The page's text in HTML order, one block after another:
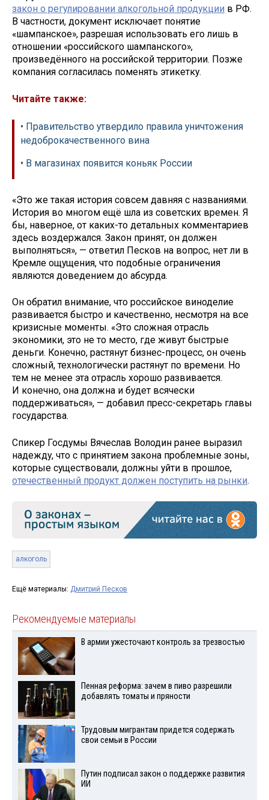
закон о регулировании алкогольной продукции в РФ.
В частности, документ исключает понятие
«шампанское», разрешая использовать его лишь в
отношении «российского шампанского»,
произведённого на российской территории. Позже
компания согласилась поменять этикетку.
Читайте также:
• Правительство утвердило правила уничтожения
недоброкачественного вина
• В магазинах появится коньяк России
«Это же такая история совсем давняя с названиями.
История во многом ещё шла из советских времен. Я
бы, наверное, от каких-то детальных комментариев
здесь воздержался. Закон принят, он должен
выполняться», — ответил Песков на вопрос, нет ли в
Кремле ощущения, что подобные ограничения
являются доведением до абсурда.
Он обратил внимание, что российское виноделие
развивается быстро и качественно, несмотря на все
кризисные моменты. «Это сложная отрасль
экономики, это не то место, где живут быстрые
деньги. Конечно, растянут бизнес-процесс, он очень
сложный, технологически растянут по времени. Но
тем не менее эта отрасль хорошо развивается.
И конечно, она должна и будет всячески
поддерживаться», — добавил пресс-секретарь главы
государства.
Спикер Госдумы Вячеслав Володин ранее выразил
надежду, что с принятием закона проблемные зоны,
которые существовали, должны уйти в прошлое,
отечественный продукт должен поступить на рынки.
алкоголь
Ещё материалы: Дмитрий Песков
Рекомендуемые материалы
В армии ужесточают контроль за трезвостью
Пенная реформа: зачем в пиво разрешили
добавлять томаты и пряности
Трудовым мигрантам придется содержать
свои семьи в России
Путин подписал закон о поддержке развития
ИИ